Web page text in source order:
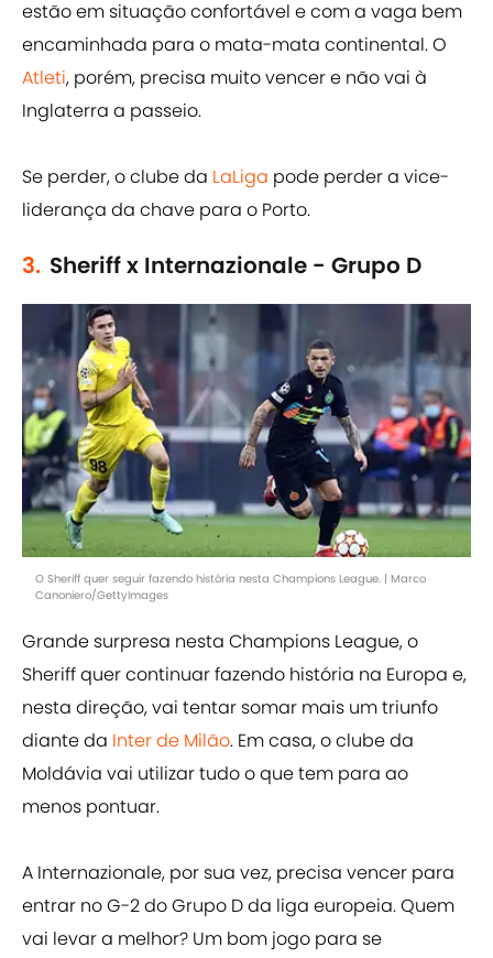
estão em situação confortável e com a vaga bem
encaminhada para o mata-mata continental. O
Atleti, porém, precisa muito vencer e não vai à
Inglaterra a passeio.
Se perder, o clube da LaLiga pode perder a vice-
liderança da chave para o Porto.
3. Sheriff x Internazionale - Grupo D
O Sheriff quer seguir fazendo história nesta Champions League. | Marco
Canoniero/GettyImages
Grande surpresa nesta Champions League, o
Sheriff quer continuar fazendo história na Europa e,
nesta direção, vai tentar somar mais um triunfo
diante da Inter de Milão. Em casa, o clube da
Moldávia vai utilizar tudo o que tem para ao
menos pontuar.
A Internazionale, por sua vez, precisa vencer para
entrar no G-2 do Grupo D da liga europeia. Quem
vai levar a melhor? Um bom jogo para se